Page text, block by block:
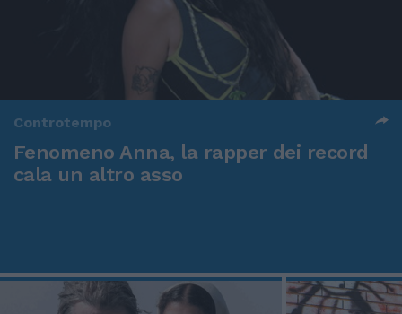
Controtempo
Fenomeno Anna, la rapper dei record
cala un altro asso